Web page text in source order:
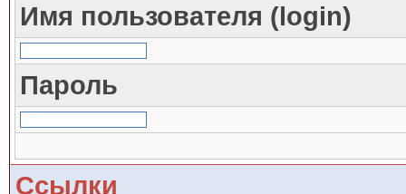
Имя пользователя (login)
Пароль
Ссылки